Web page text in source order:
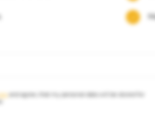
and agree, that my personal data will be stored for